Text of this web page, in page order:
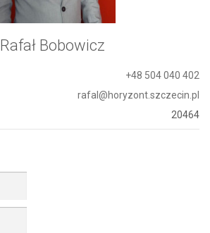
Rafał Bobowicz
+48 504 040 402
rafal@horyzont.szczecin.pl
20464